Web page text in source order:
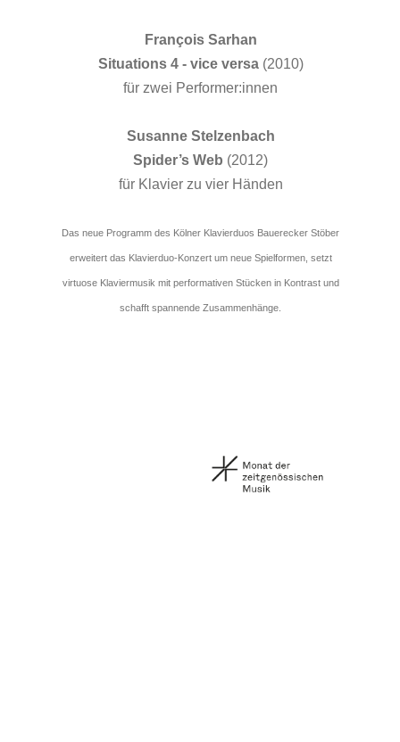
François Sarhan
Situations 4 - vice versa (2010)
für zwei Performer:innen
Susanne Stelzenbach
Spider’s Web (2012)
für Klavier zu vier Händen
Das neue Programm des Kölner Klavierduos Bauerecker Stöber
erweitert das Klavierduo-Konzert um neue Spielformen, setzt
virtuose Klaviermusik mit performativen Stücken in Kontrast und
schafft spannende Zusammenhänge.